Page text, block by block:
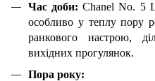
Час доби: Chanel No. 5
особливо у теплу пору
ранкового настрою,
вихідних прогулянок.
Пора року: